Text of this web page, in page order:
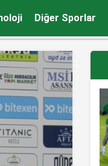
Diğer Sporlar